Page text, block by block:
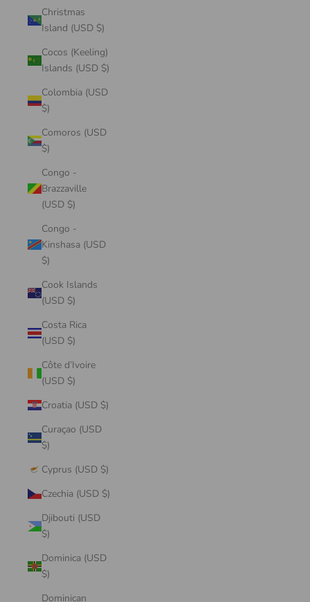
Christmas
Island (USD $)
Cocos (Keeling)
Islands (USD $)
Colombia (USD
$)
Comoros (USD
$)
Congo -
Brazzaville
(USD $)
Congo -
Kinshasa (USD
$)
Cook Islands
(USD $)
Costa Rica
(USD $)
Côte d’Ivoire
(USD $)
Croatia (USD $)
Curaçao (USD
$)
Cyprus (USD $)
Czechia (USD $)
Djibouti (USD
$)
Dominica (USD
$)
Dominican